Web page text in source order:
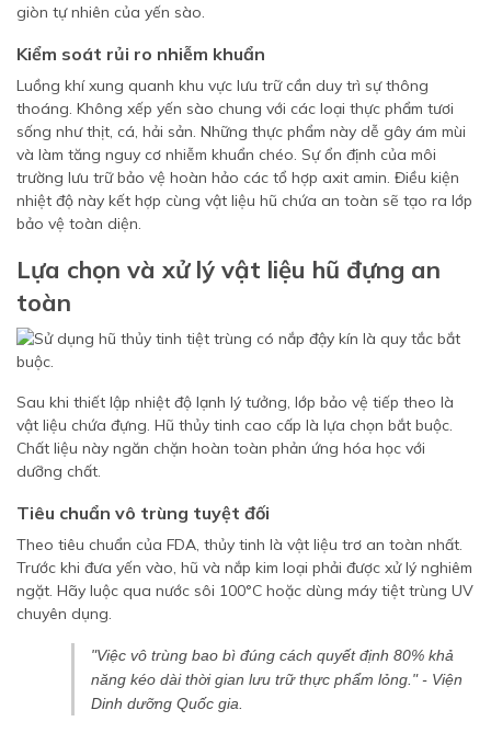
giòn tự nhiên của yến sào.
Kiểm soát rủi ro nhiễm khuẩn
Luồng khí xung quanh khu vực lưu trữ cần duy trì sự thông
thoáng. Không xếp yến sào chung với các loại thực phẩm tươi
sống như thịt, cá, hải sản. Những thực phẩm này dễ gây ám mùi
và làm tăng nguy cơ nhiễm khuẩn chéo. Sự ổn định của môi
trường lưu trữ bảo vệ hoàn hảo các tổ hợp axit amin. Điều kiện
nhiệt độ này kết hợp cùng vật liệu hũ chứa an toàn sẽ tạo ra lớp
bảo vệ toàn diện.
Lựa chọn và xử lý vật liệu hũ đựng an
toàn
Sau khi thiết lập nhiệt độ lạnh lý tưởng, lớp bảo vệ tiếp theo là
vật liệu chứa đựng. Hũ thủy tinh cao cấp là lựa chọn bắt buộc.
Chất liệu này ngăn chặn hoàn toàn phản ứng hóa học với
dưỡng chất.
Tiêu chuẩn vô trùng tuyệt đối
Theo tiêu chuẩn của FDA, thủy tinh là vật liệu trơ an toàn nhất.
Trước khi đưa yến vào, hũ và nắp kim loại phải được xử lý nghiêm
ngặt. Hãy luộc qua nước sôi 100°C hoặc dùng máy tiệt trùng UV
chuyên dụng.
"Việc vô trùng bao bì đúng cách quyết định 80% khả
năng kéo dài thời gian lưu trữ thực phẩm lỏng." - Viện
Dinh dưỡng Quốc gia.